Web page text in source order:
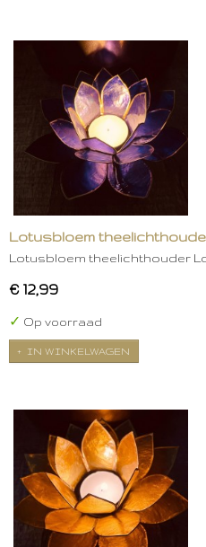
Lotusbloem
Lotusbloem theelichthouder
€ 12,99
✓ Op voorraad
IN WINKELWAGEN